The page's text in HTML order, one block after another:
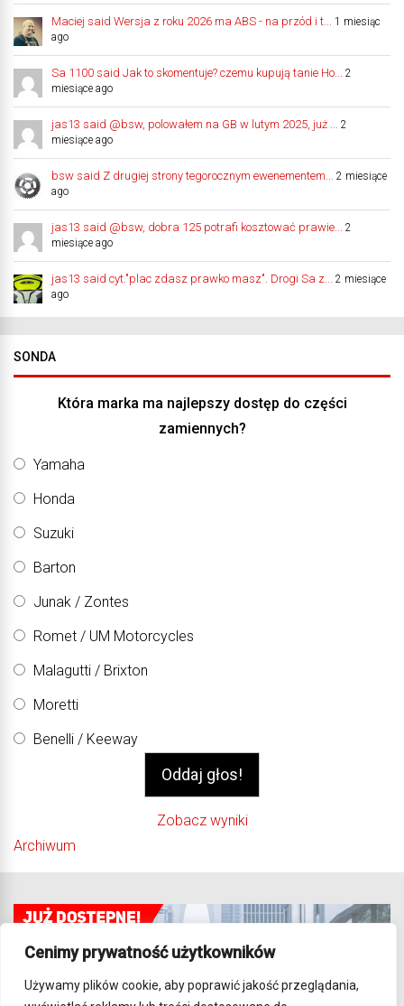
Cenimy prywatność użytkowników
Używamy plików cookie, aby poprawić jakość przeglądania,
Maciej said Wersja z roku 2026 ma ABS - na przód i t...
1 miesiąc
ago
Sa 1100 said Jak to skomentuje? czemu kupują tanie Ho...
2
miesiące ago
jas13 said @bsw, polowałem na GB w lutym 2025, już ...
2
miesiące ago
bsw said Z drugiej strony tegorocznym ewenementem...
2 miesiące
ago
jas13 said @bsw, dobra 125 potrafi kosztować prawie...
2
miesiące ago
jas13 said cyt."plac zdasz prawko masz". Drogi Sa z...
2 miesiące
ago
SONDA
Która marka ma najlepszy dostęp do części
zamiennych?
Yamaha
Honda
Suzuki
Barton
Junak / Zontes
Romet / UM Motorcycles
Malagutti / Brixton
Moretti
Benelli / Keeway
Zobacz wyniki
Archiwum